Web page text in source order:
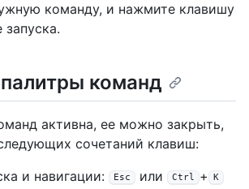
команду, и нажмите клавишу
запуска.
команд
активна, ее можно закрыть,
сочетаний клавиш:
и навигации:
Esc или Ctrl + K